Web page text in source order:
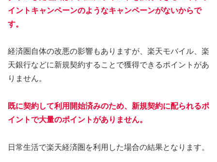
イントキャンペーンのようなキャンペーンがないからで
す。
経済圏自体の改悪の影響もありますが、楽天モバイル、楽
天銀行などに新規契約することで獲得できるポイントがあ
りません。
既に契約して利用開始済みのため、新規契約に配られるポ
イントで大量のポイントがありません。
日常生活で楽天経済圏を利用した場合の結果となります。